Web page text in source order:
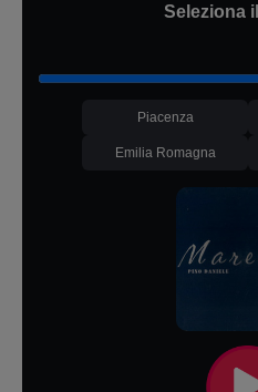
Seleziona
Piacenza
Emilia Romagna